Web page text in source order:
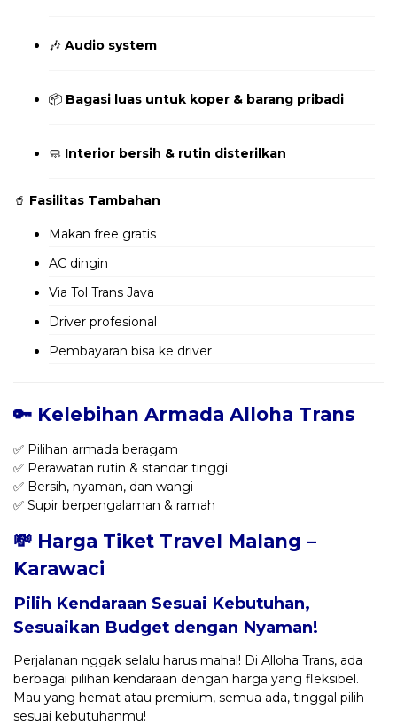
🎶 Audio system
📦 Bagasi luas untuk koper & barang pribadi
🧼 Interior bersih & rutin disterilkan
🥤 Fasilitas Tambahan
Makan free gratis
AC dingin
Via Tol Trans Java
Driver profesional
Pembayaran bisa ke driver
🔑 Kelebihan Armada Alloha Trans
✅ Pilihan armada beragam
✅ Perawatan rutin & standar tinggi
✅ Bersih, nyaman, dan wangi
✅ Supir berpengalaman & ramah
💸 Harga Tiket Travel Malang –
Karawaci
Pilih Kendaraan Sesuai Kebutuhan,
Sesuaikan Budget dengan Nyaman!
Perjalanan nggak selalu harus mahal! Di Alloha Trans, ada
berbagai pilihan kendaraan dengan harga yang fleksibel.
Mau yang hemat atau premium, semua ada, tinggal pilih
sesuai kebutuhanmu!